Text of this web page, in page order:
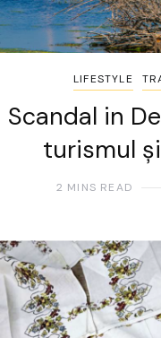
LIFESTYLE
Scandal in
turismul
2 MINS READ